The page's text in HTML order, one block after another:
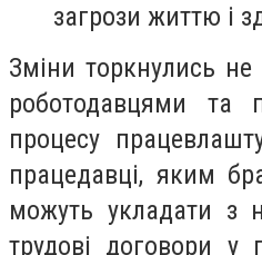
загрози життю і
Зміни торкнулись
роботодавцями та
процесу
працедавці, яким
можуть укладати з
трудові договори у